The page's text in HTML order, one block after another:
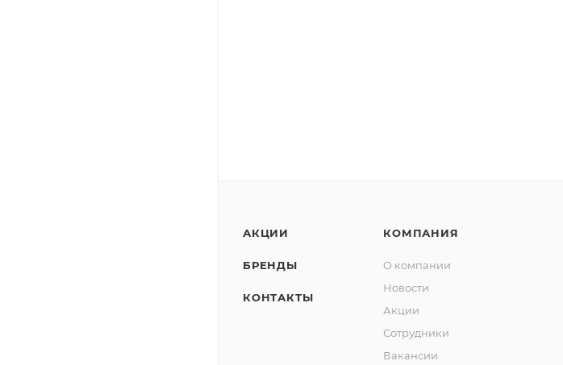
АКЦИИ
БРЕНДЫ
КОНТАКТЫ
КОМПАНИЯ
О компании
Новости
Акции
Сотрудники
Вакансии